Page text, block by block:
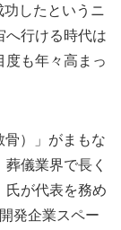
したというニ
へ行ける時代は
も年々高まっ
）」がまもな
儀業界で長く
氏が代表を務め
発企業スペー